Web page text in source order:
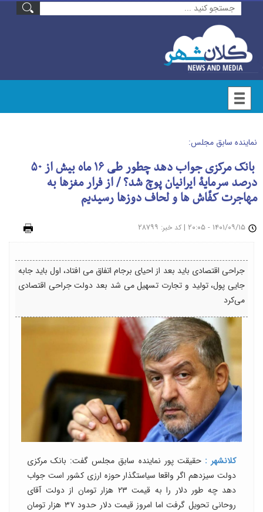
نماینده سابق مجلس:
بانک مرکزی جواب دهد چطور طی ۱۶ ماه بیش از ۵۰
درصد سرمایۀ ایرانیان پوچ شد؟ / از فرار مغزها به
مهاجرت کفّاش ها و لحاف دوزها رسیدیم
| کد خبر: ۲۸۷۹۹
جراحی اقتصادی باید بعد از احیای برجام اتفاق می افتاد، اول باید جابه
جایی پول، تولید و تجارت تسهیل می شد بعد دولت جراحی اقتصادی
می‌کرد
کلانشهر : حقیقت پور نماینده سابق مجلس گفت: بانک مرکزی
دولت سیزدهم اگر واقعا سیاستگذار حوزه ارزی کشور است جواب
دهد چه طور دلار را به قیمت ۲۳ هزار تومان از دولت آقای
روحانی تحویل گرفت اما امروز قیمت دلار حدود ۳۷ هزار تومان